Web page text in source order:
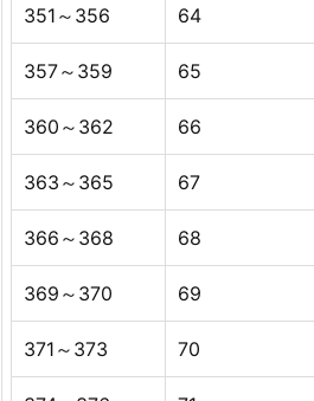
351～356 64
357～359 65
360～362 66
363～365 67
366～368 68
369～370 69
371～373 70